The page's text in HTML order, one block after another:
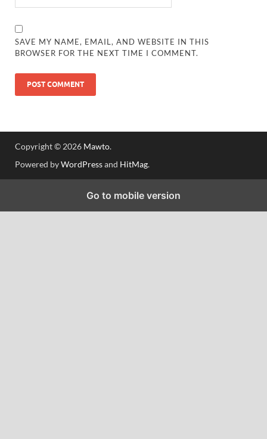
SAVE MY NAME, EMAIL, AND WEBSITE IN THIS
BROWSER FOR THE NEXT TIME I COMMENT.
Copyright © 2026 Mawto.
Powered byWordPressand HitMag.
Go to mobile version